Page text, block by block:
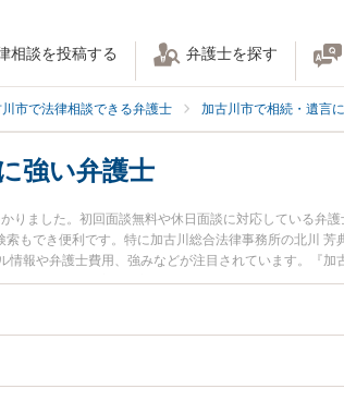
相談を投稿する 弁護士を探す
市で法律相談できる弁護士 加古川市で相続・遺言
強い弁護士
りました。初回面談無料や休日面談に対応している弁
もでき便利です。特に加古川総合法律事務所の北川
報や弁護士費用、強みなどが注目されています。『
ラブル解決の実績豊富な近くの弁護士を検索したい』
おすすめです。